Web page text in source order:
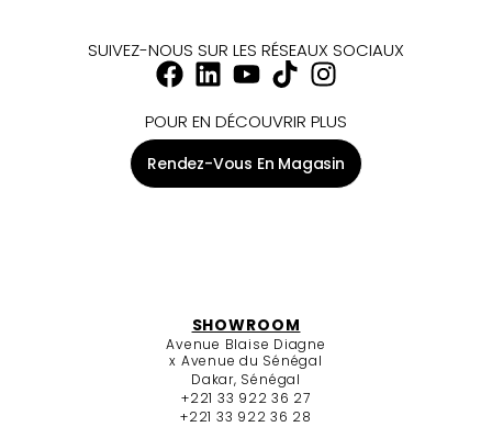
SUIVEZ-NOUS SUR LES RÉSEAUX SOCIAUX
POUR EN DÉCOUVRIR PLUS
Rendez-Vous En Magasin
SHOWROOM
Avenue Blaise Diagne
x Avenue du Sénégal
Dakar, Sénégal
+221 33 922 36 27
+221 33 922 36 28